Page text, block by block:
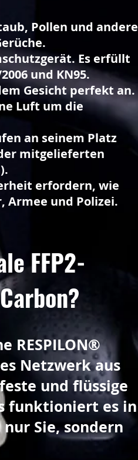
Pollen und andere
Es erfüllt
und KN95.
Gesicht perfekt an.
Luft um die
an seinem Platz
mitgelieferten
erfordern, wie
Armee und Polizei.
FFP2-
RESPILON®
Netzwerk aus
und flüssige
funktioniert es in
Sie, sondern